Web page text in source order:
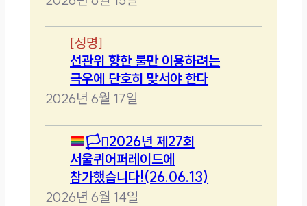
[성명]
선관위 향한 불만 이용하려는
극우에 단호히 맞서야 한다
2026년 6월 17일
🏳️‍⚧️2026년 제27회
서울퀴어퍼레이드에
참가했습니다!(26.06.13)
2026년 6월 14일